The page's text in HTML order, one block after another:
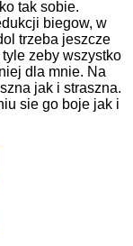
tak sobie.
biegow, w
trzeba jeszcze
zeby wszystko
dla mnie. Na
jak i straszna.
sie go boje jak i